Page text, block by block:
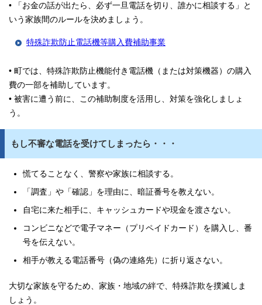
• 「お金の話が出たら、必ず一旦電話を切り、誰かに相談する」と
いう家族間のルールを決めましょう。
特殊詐欺防止電話機等購入費補助事業
• 町では、特殊詐欺防止機能付き電話機（または対策機器）の購入
費の一部を補助しています。
• 被害に遭う前に、この補助制度を活用し、対策を強化しましょ
う。
もし不審な電話を受けてしまったら・・・
慌てることなく、警察や家族に相談する。
「調査」や「確認」を理由に、暗証番号を教えない。
自宅に来た相手に、キャッシュカードや現金を渡さない。
コンビニなどで電子マネー（プリペイドカード）を購入し、番
号を伝えない。
相手が教える電話番号（偽の連絡先）に折り返さない。
大切な家族を守るため、家族・地域の絆で、特殊詐欺を撲滅しま
しょう。